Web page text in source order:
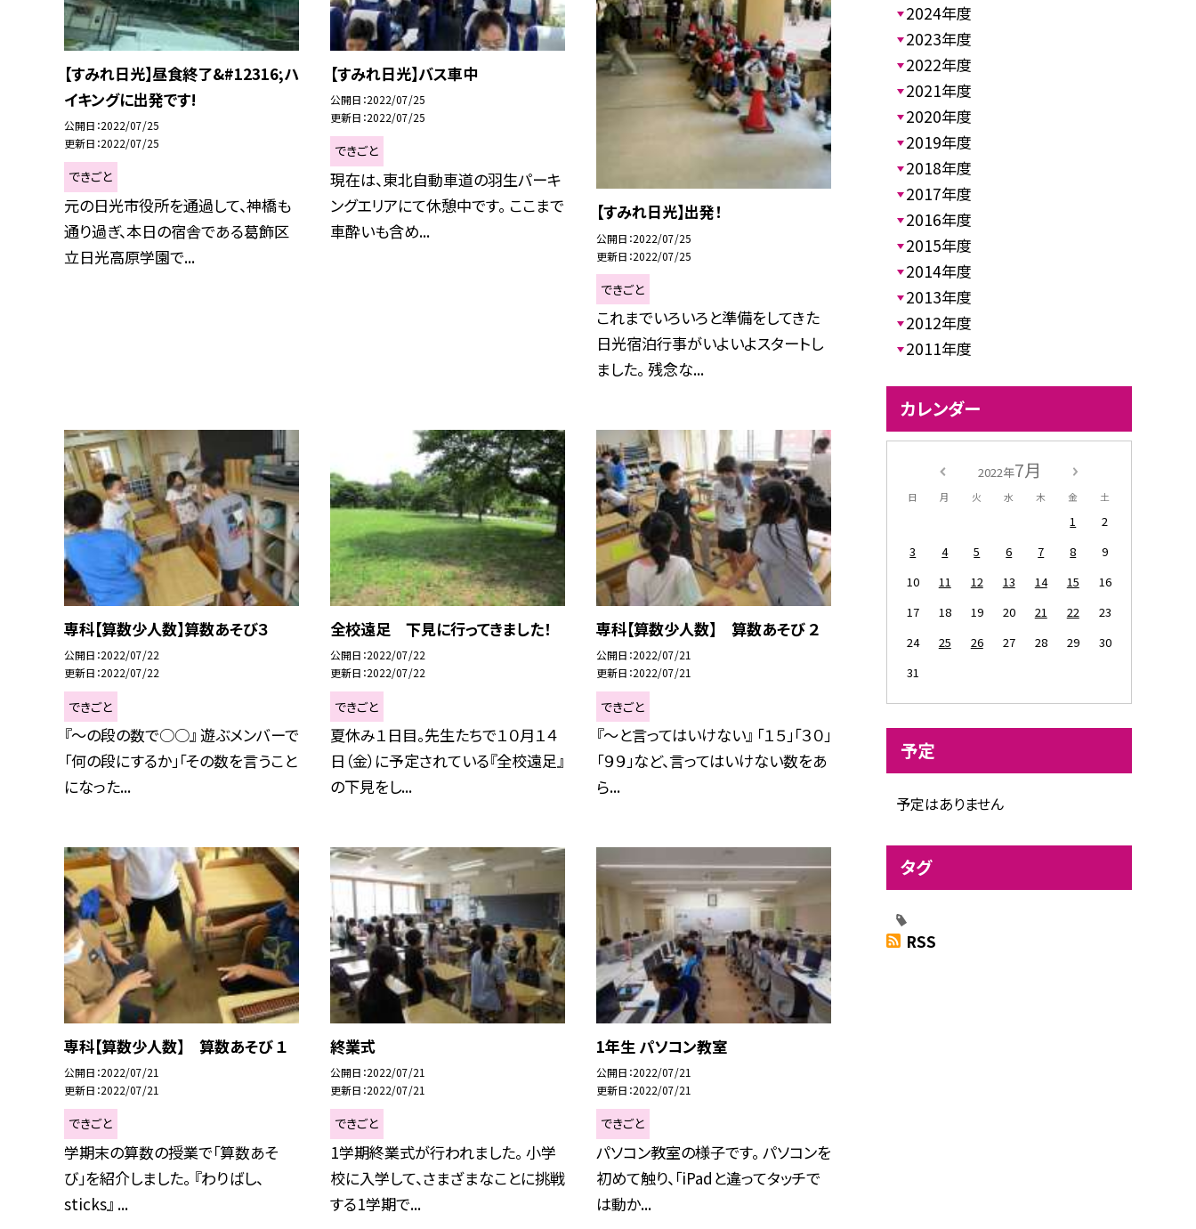
【すみれ日光】昼食終了&#12316;ハ
イキングに出発です!
公開日 2022/07/25
更新日 2022/07/25
できごと
元の日光市役所を通過して、神橋も
通り過ぎ、本日の宿舎である葛飾区
立日光高原学園で...
【すみれ日光】バス車中
公開日 2022/07/25
更新日 2022/07/25
できごと
現在は、東北自動車道の羽生パーキ
ングエリアにて休憩中です。 ここまで
車酔いも含め...
【すみれ日光】出発！
公開日 2022/07/25
更新日 2022/07/25
できごと
これまでいろいろと準備をしてきた
日光宿泊行事がいよいよスタートし
ました。 残念な...
専科【算数少人数】算数あそび３
公開日 2022/07/22
更新日 2022/07/22
できごと
『〜の段の数で○○』 遊ぶメンバーで
「何の段にするか」「その数を言うこと
になった...
全校遠足 下見に行ってきました！
公開日 2022/07/22
更新日 2022/07/22
できごと
夏休み１日目。先生たちで１０月１４
日（金）に予定されている『全校遠足』
の下見をし...
専科【算数少人数】 算数あそび ２
公開日 2022/07/21
更新日 2022/07/21
できごと
『〜と言ってはいけない』 「１５」「３０」
「９９」など、言ってはいけない数をあ
ら...
専科【算数少人数】 算数あそび １
公開日 2022/07/21
更新日 2022/07/21
できごと
学期末の算数の授業で「算数あそ
び」を紹介しました。 『わりばし、
sticks』 ...
終業式
公開日 2022/07/21
更新日 2022/07/21
できごと
1学期終業式が行われました。 小学
校に入学して、さまざまなことに挑戦
する1学期で...
1年生 パソコン教室
公開日 2022/07/21
更新日 2022/07/21
できごと
パソコン教室の様子です。 パソコンを
初めて触り、「iPadと違ってタッチで
は動か...
2024年度
2023年度
2022年度
2021年度
2020年度
2019年度
2018年度
2017年度
2016年度
2015年度
2014年度
2013年度
2012年度
2011年度
カレンダー
2022年7月
日 月 火 水 木 金 土
1
2
3
4 5 6 7 8
9
10
11 12 13 14 15
16
17
18 19 20 21 22
23
24
25 26 27 28 29
30
31
予定
予定はありません
タグ
RSS